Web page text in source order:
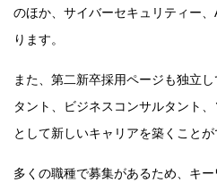
のほか、サイバーセキュリティー
ります。
また、第二新卒採用ページも独立
タント、ビジネスコンサルタント
として新しいキャリアを築くことが
多くの職種で募集があるため、キ